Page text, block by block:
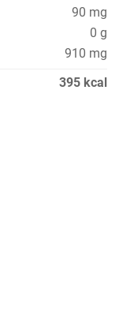
90 mg
0 g
910 mg
395 kcal